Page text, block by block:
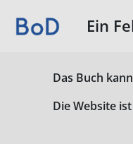
Ein
Das Buch
Die Website